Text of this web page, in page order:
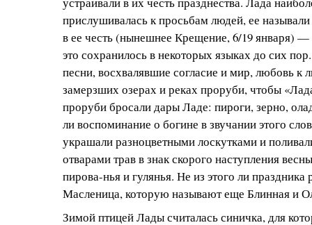
прислушивалась к просьбам людей, ее
в ее честь (нынешнее Крещение, 6/19 января)
это сохранилось в некоторых языках до сих
песни, восхвалявшие согласие и мир, любовь к
замерзших озерах и реках проруби, чтобы
проруби бросали дары Ладе: пироги, зерно,
ли воспоминание о богине в звучании этого
украшали разноцветными лоскутками и
отварами трав в знак скорого наступления
пирова-нья и гулянья. Не из этого ли праздника
Масленица, которую называют еще Блинная и
Зимой птицей Лады считалась синичка, для